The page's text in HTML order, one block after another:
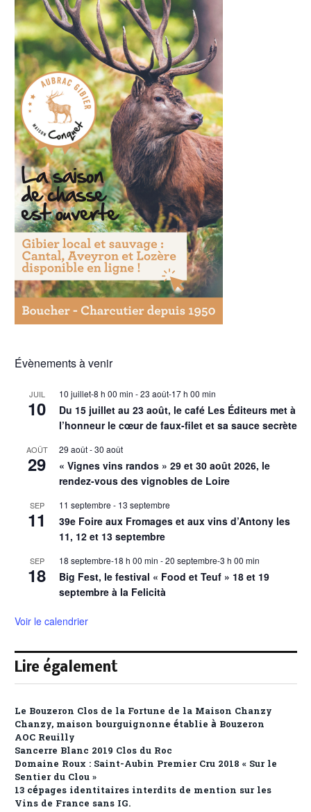
Évènements à venir
JUIL
10
10 juillet-8 h 00 min -23 août-17 h 00 min
Du 15 juillet au 23 août, le café Les Éditeurs met à
l’honneur le cœur de faux-filet et sa sauce secrète
AOÛT
29
29 août-30 août
« Vignes vins randos » 29 et 30 août 2026, le
rendez-vous des vignobles de Loire
SEP
11
11 septembre - 13 septembre
39e Foire aux Fromages et aux vins d’Antony les
11, 12 et 13 septembre
SEP
18
18 septembre-18 h 00 min -20 septembre-3 h 00 min
Big Fest, le festival « Food et Teuf » 18 et 19
septembre à la Felicità
Voir le calendrier
Lire également
Le Bouzeron Clos de la Fortune de la Maison Chanzy
Chanzy, maison bourguignonne établie à Bouzeron
AOC Reuilly
Sancerre Blanc 2019 Clos du Roc
Domaine Roux : Saint-Aubin Premier Cru 2018 « Sur le
Sentier du Clou »
13 cépages identitaires interdits de mention sur les
Vins de France sans IG.